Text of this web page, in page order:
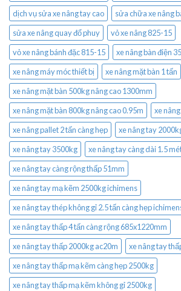
dịch vụ sửa xe nâng tay cao
sửa chữa xe nâng
sửa xe nâng quay đổ phuy
vỏ xe nâng 825-15
vỏ xe nâng bánh đặc 815-15
xe nâng bàn điện
xe nâng máy móc thiết bị
xe nâng mặt bàn 1 tấn
xe nâng mặt bàn 500kg nâng cao 1300mm
xe nâng mặt bàn 800kg nâng cao 0.95m
xe
xe nâng pallet 2 tấn càng hẹp
xe nâng tay
xe nâng tay 3500kg
xe nâng tay càng dài 1.5
xe nâng tay càng rộng thấp 51mm
xe nâng tay mạ kẽm 2500kg ichimens
xe nâng tay thép không gỉ 2.5 tấn càng hẹp
xe nâng tay thấp 4 tấn càng rộng 685x1220mm
xe nâng tay thấp 2000kg ac20m
xe nâng tay
xe nâng tay thấp mạ kẽm càng hẹp 2500kg
xe nâng tay thấp mạ kẽm không gỉ 2500kg